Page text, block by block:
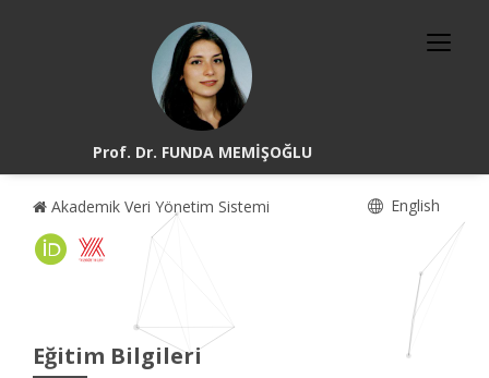
Prof. Dr. FUNDA MEMİŞOĞLU
Akademik Veri Yönetim Sistemi English
Eğitim Bilgileri